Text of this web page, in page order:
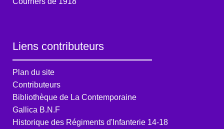
Liens contributeurs
Plan du site
Contributeurs
Bibliothèque de La Contemporaine
Gallica B.N.F
Historique des Régiments d'Infanterie 14-18